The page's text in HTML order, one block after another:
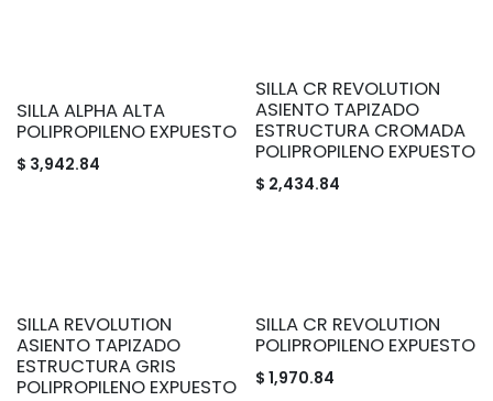
SILLA ALPHA ALTA
POLIPROPILENO EXPUESTO
$ 3,942.84
SILLA CR REVOLUTION
ASIENTO TAPIZADO
ESTRUCTURA CROMADA
POLIPROPILENO EXPUESTO
$ 2,434.84
SILLA REVOLUTION
ASIENTO TAPIZADO
ESTRUCTURA GRIS
POLIPROPILENO EXPUESTO
SILLA CR REVOLUTION
POLIPROPILENO EXPUESTO
$ 1,970.84